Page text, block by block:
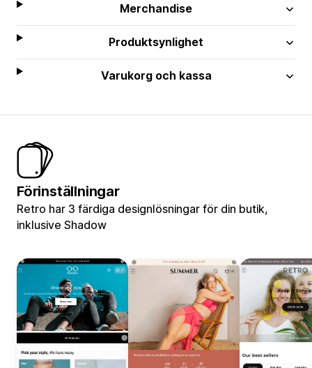
Merchandise
Produktsynlighet
Varukorg och kassa
Förinställningar
Retro har 3 färdiga designlösningar för din butik,
inklusive Shadow